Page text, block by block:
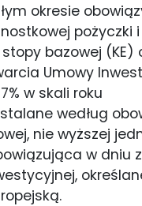
okresie
pożyczki
bazowej (KE)
Umowy
w skali roku
według
nie wyższej
w dniu